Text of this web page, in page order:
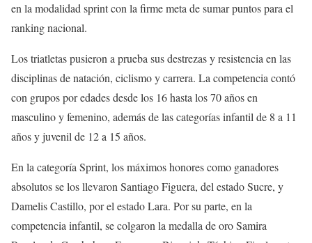
en la modalidad sprint con la firme meta de sumar puntos para el
ranking nacional.
Los triatletas pusieron a prueba sus destrezas y resistencia en las
disciplinas de natación, ciclismo y carrera. La competencia contó
con grupos por edades desde los 16 hasta los 70 años en
masculino y femenino, además de las categorías infantil de 8 a 11
años y juvenil de 12 a 15 años.
En la categoría Sprint, los máximos honores como ganadores
absolutos se los llevaron Santiago Figuera, del estado Sucre, y
Damelis Castillo, por el estado Lara. Por su parte, en la
competencia infantil, se colgaron la medalla de oro Samira